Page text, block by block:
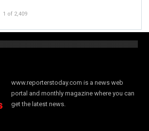
1 of 2,409
www.reporterstoday.com is a news web
portal and monthly magazine where you can
get the latest news.